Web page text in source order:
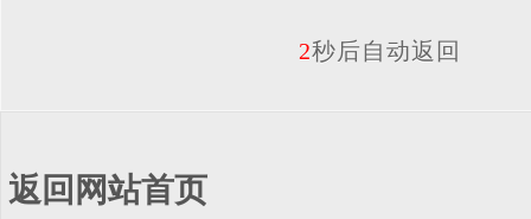
2秒后自动返回
返回网站首页